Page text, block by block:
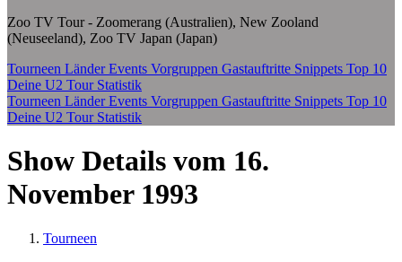
Zoo TV Tour - Zoomerang (Australien), New Zooland
(Neuseeland), Zoo TV Japan (Japan)
Tourneen LänderEvents Vorgruppen Gastauftritte Snippets Top 10
Deine U2 Tour Statistik
Tourneen LänderEvents Vorgruppen Gastauftritte Snippets Top 10
Deine U2 Tour Statistik
Show Details vom 16.
November 1993
Tourneen